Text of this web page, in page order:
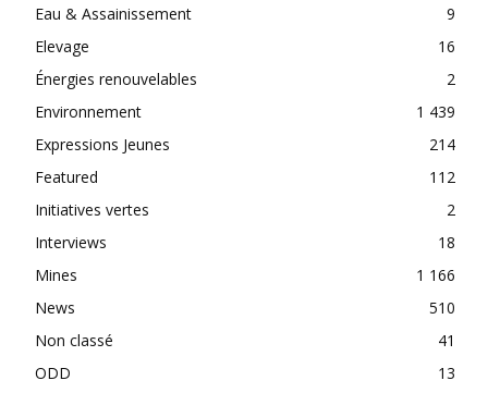
Eau & Assainissement
9
Elevage
16
Énergies renouvelables
2
Environnement
1 439
Expressions Jeunes
214
Featured
112
Initiatives vertes
2
Interviews
18
Mines
1 166
News
510
Non classé
41
ODD
13